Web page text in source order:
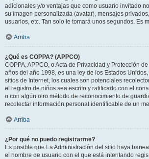
adicionales y/o ventajas que como usuario invitado
su imagen personalizada (avatar), mensajes
usuarios, etc. Tan solo le tomará unos segundos. Es
Arriba
¿Qué es COPPA? (APPCO)
COPPA, APPCO, o Acta de Privacidad y Protección
años del año 1998, es una ley de los Estados
sitios de Internet, los cuales son potenciales
el registro de niños sea escrito y ratificado con el
o con algún otro método de reconocimiento de
recolectar información personal identificable de un
Arriba
¿Por qué no puedo registrarme?
Es posible que La Administración del sitio haya
el nombre de usuario con el que está intentando